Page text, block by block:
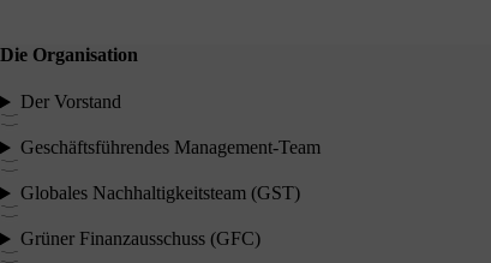
Die Organisation
Der Vorstand
Geschäftsführendes Management-Team
Globales Nachhaltigkeitsteam (GST)
Grüner Finanzausschuss (GFC)